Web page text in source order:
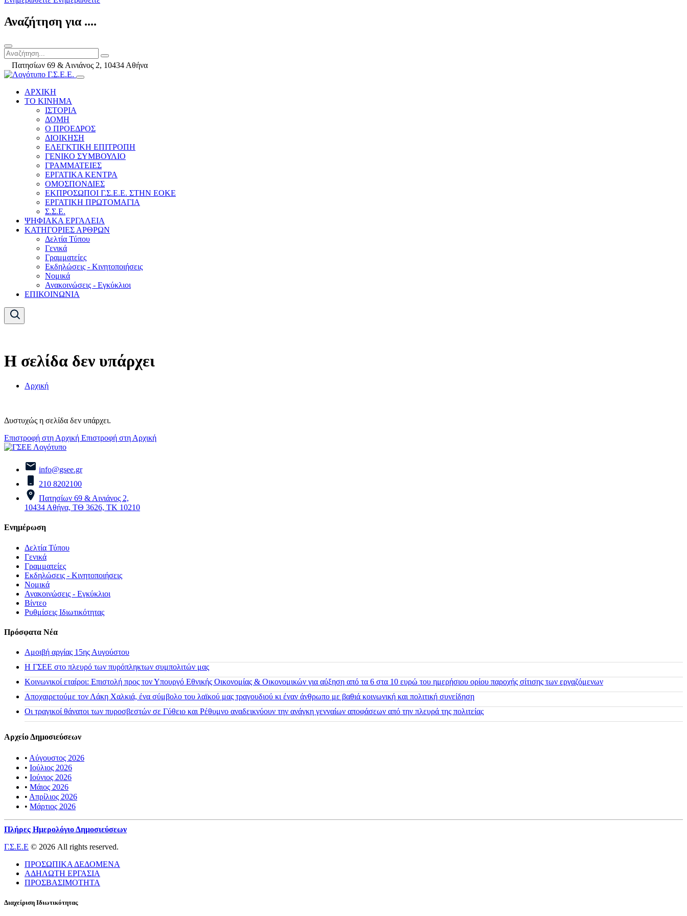
Αναζήτηση για ....
Πατησίων 69 & Αινιάνος 2, 10434 Αθήνα
ΑΡΧΙΚΗ
ΤΟ ΚΙΝΗΜΑ
ΙΣΤΟΡΙΑ
ΔΟΜΗ
Ο ΠΡΟΕΔΡΟΣ
ΔΙΟΙΚΗΣΗ
ΕΛΕΓΚΤΙΚΗ ΕΠΙΤΡΟΠΗ
ΓΕΝΙΚΟ ΣΥΜΒΟΥΛΙΟ
ΓΡΑΜΜΑΤΕΙΕΣ
ΕΡΓΑΤΙΚΑ ΚΕΝΤΡΑ
ΟΜΟΣΠΟΝΔΙΕΣ
ΕΚΠΡΟΣΩΠΟΙ Γ.Σ.Ε.Ε. ΣΤΗΝ ΕΟΚΕ
ΕΡΓΑΤΙΚΗ ΠΡΩΤΟΜΑΓΙΑ
Σ.Σ.Ε.
ΨΗΦΙΑΚΑ ΕΡΓΑΛΕΙΑ
ΚΑΤΗΓΟΡΙΕΣ ΑΡΘΡΩΝ
Δελτία Τύπου
Γενικά
Γραμματείες
Εκδηλώσεις - Κινητοποιήσεις
Νομικά
Ανακοινώσεις - Εγκύκλιοι
ΕΠΙΚΟΙΝΩΝΙΑ
Η σελίδα δεν υπάρχει
Αρχική
Δυστυχώς η σελίδα δεν υπάρχει.
Επιστροφή στη Αρχική Επιστροφή στη Αρχική
info@gsee.gr
210 8202100
Πατησίων 69 & Αινιάνος 2,
10434 Αθήνα, ΤΘ 3626, ΤΚ 10210
Ενημέρωση
Δελτία Τύπου
Γενικά
Γραμματείες
Εκδηλώσεις - Κινητοποιήσεις
Νομικά
Ανακοινώσεις - Εγκύκλιοι
Βίντεο
Ρυθμίσεις Ιδιωτικότητας
Πρόσφατα Νέα
Αμοιβή αργίας 15ης Αυγούστου
H ΓΣΕΕ στο πλευρό των πυρόπληκτων συμπολιτών μας
Κοινωνικοί εταίροι: Επιστολή προς τον Υπουργό Εθνικής Οικονομίας & Οικονομικών για αύξηση από τα 6 στα 10 ευρώ του ημερήσιου ορίου παροχής σίτισης των εργαζόμενων
Αποχαιρετούμε τον Λάκη Χαλκιά, ένα σύμβολο του λαϊκού μας τραγουδιού κι έναν άνθρωπο με βαθιά κοινωνική και πολιτική συνείδηση
Οι τραγικοί θάνατοι των πυροσβεστών σε Γύθειο και Ρέθυμνο αναδεικνύουν την ανάγκη γενναίων αποφάσεων από την πλευρά της πολιτείας
Αρχείο Δημοσιεύσεων
• Αύγουστος 2026
• Ιούλιος 2026
• Ιούνιος 2026
• Μάιος 2026
• Απρίλιος 2026
• Μάρτιος 2026
Πλήρες Ημερολόγιο Δημοσιεύσεων
Γ.Σ.Ε.Ε © 2026 All rights reserved.
ΠΡΟΣΩΠΙΚΑ ΔΕΔΟΜΕΝΑ
ΑΔΗΛΩΤΗ ΕΡΓΑΣΙΑ
ΠΡΟΣΒΑΣΙΜΟΤΗΤΑ
Διαχείριση Ιδιωτικότητας